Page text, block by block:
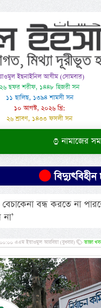
ইছনাইনিল আযীম (সোমবার)
২৬ ছফর শরীফ, ১৪৪৮ হিজরী সন
১১ ছালিছ, ১৩৯৪ শামসী সন
১০ আগস্ট, ২০২৬ খ্রি:
২৬ শ্রাবণ, ১৪৩৩ ফসলী সন
নামাজের
বিদ্যুৎবিহীন
বন্ধ করতে না
এএম ইয়াওমুল আরবিয়া (বুধবার) তাজা